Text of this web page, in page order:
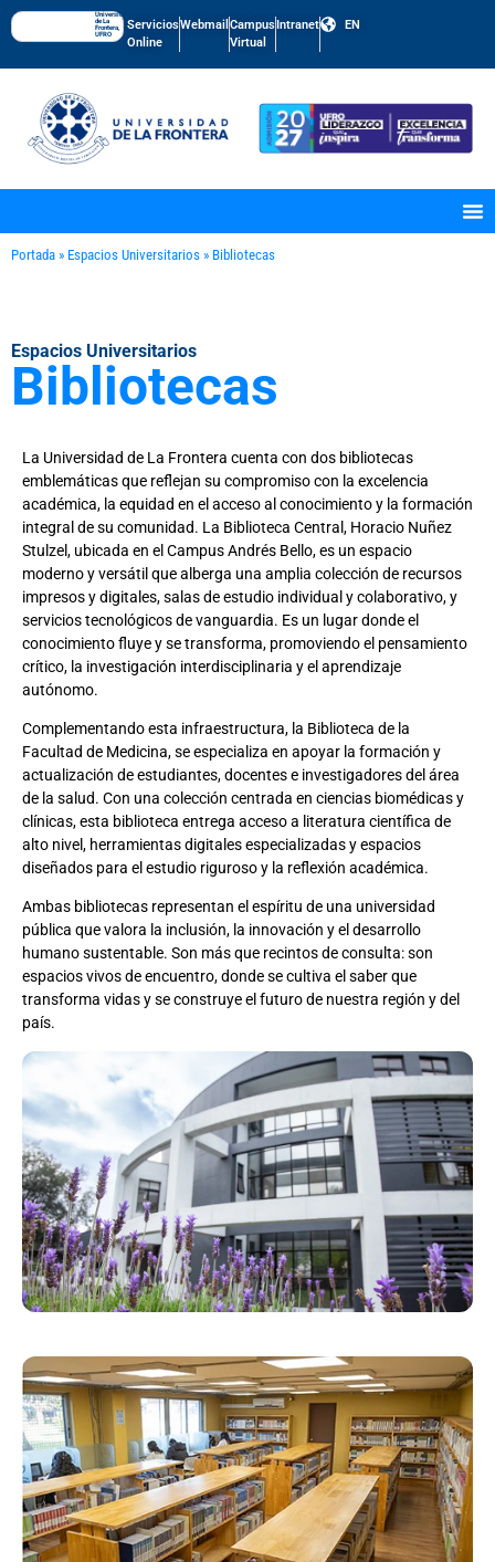
Universidad
de La
Frontera,
UFRO
Servicios
Online
Webmail Campus
Virtual
Intranet EN
Portada » Espacios Universitarios » Bibliotecas
Espacios Universitarios
Bibliotecas
La Universidad de La Frontera cuenta con dos bibliotecas
emblemáticas que reflejan su compromiso con la excelencia
académica, la equidad en el acceso al conocimiento y la formación
integral de su comunidad. La Biblioteca Central, Horacio Nuñez
Stulzel, ubicada en el Campus Andrés Bello, es un espacio
moderno y versátil que alberga una amplia colección de recursos
impresos y digitales, salas de estudio individual y colaborativo, y
servicios tecnológicos de vanguardia. Es un lugar donde el
conocimiento fluye y se transforma, promoviendo el pensamiento
crítico, la investigación interdisciplinaria y el aprendizaje
autónomo.
Complementando esta infraestructura, la Biblioteca de la
Facultad de Medicina, se especializa en apoyar la formación y
actualización de estudiantes, docentes e investigadores del área
de la salud. Con una colección centrada en ciencias biomédicas y
clínicas, esta biblioteca entrega acceso a literatura científica de
alto nivel, herramientas digitales especializadas y espacios
diseñados para el estudio riguroso y la reflexión académica.
Ambas bibliotecas representan el espíritu de una universidad
pública que valora la inclusión, la innovación y el desarrollo
humano sustentable. Son más que recintos de consulta: son
espacios vivos de encuentro, donde se cultiva el saber que
transforma vidas y se construye el futuro de nuestra región y del
país.